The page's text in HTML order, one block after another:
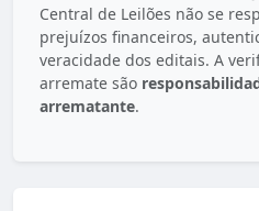
Central de Leilões não se
prejuízos financeiros,
veracidade dos editais. A
arremate são
arrematante.